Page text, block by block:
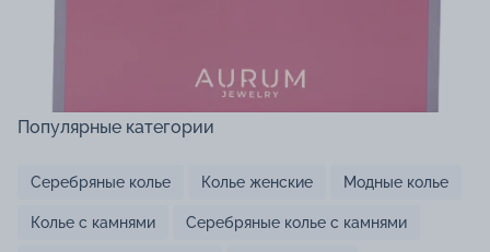
Популярные категории
Серебряные колье Колье женские Модные колье
Колье с камнями Серебряные колье с камнями